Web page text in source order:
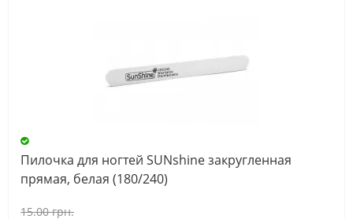
Пилочка для ногтей SUNshine закругленная
прямая, белая (180/240)
15.00 грн.